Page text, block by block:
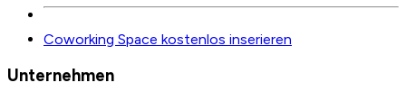
Coworking Space kostenlos inserieren
Unternehmen